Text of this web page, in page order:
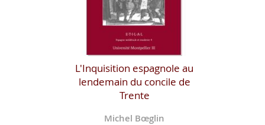
L'Inquisition espagnole au
lendemain du concile de
Trente
Michel Bœglin